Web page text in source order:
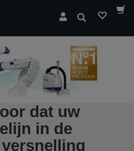
Zoeken
dat uw
in de